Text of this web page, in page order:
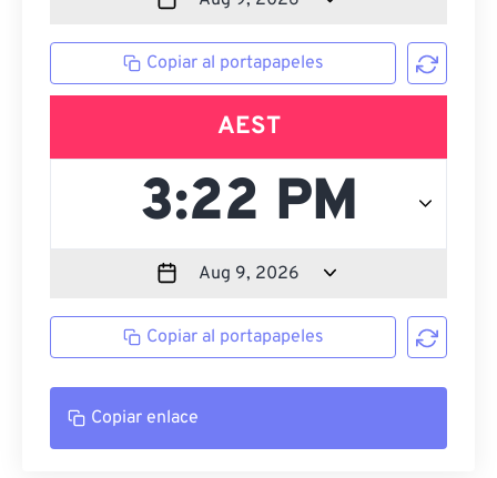
Copiar al portapapeles
AEST
Copiar al portapapeles
Copiar enlace